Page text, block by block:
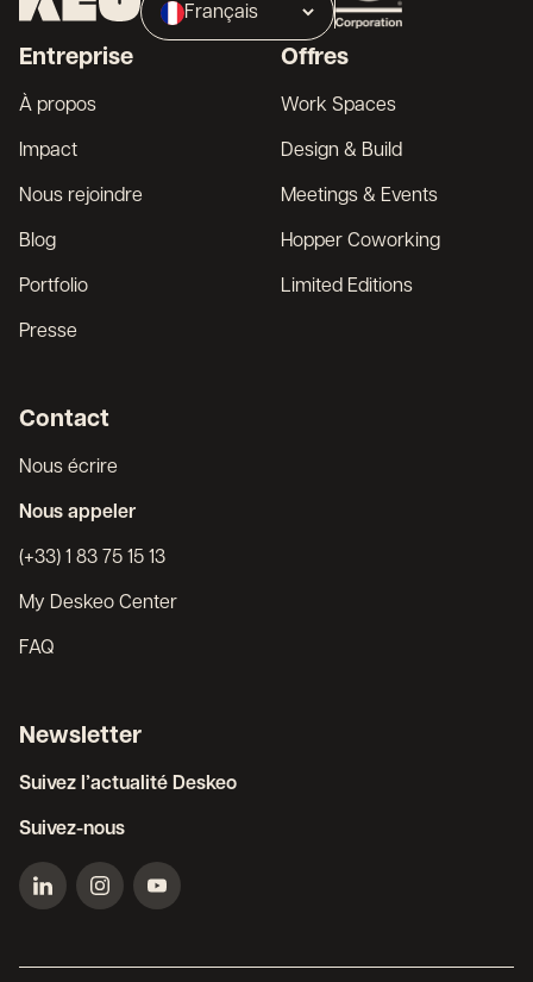
Broker
Français
Entreprise
À propos
Impact
Nous rejoindre
Blog
Portfolio
Presse
Offres
Work Spaces
Design & Build
Meetings & Events
Hopper Coworking
Limited Editions
Contact
Nous écrire
Nous appeler
(+33) 1 83 75 15 13
My Deskeo Center
FAQ
Newsletter
Suivez l’actualité Deskeo
Suivez-nous